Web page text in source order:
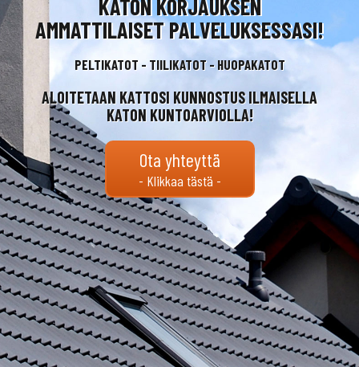
KATON KORJAUKSEN
AMMATTILAISET PALVELUKSESSASI!
PELTIKATOT - TIILIKATOT - HUOPAKATOT
ALOITETAAN KATTOSI KUNNOSTUS ILMAISELLA
KATON KUNTOARVIOLLA!
Ota yhteyttä